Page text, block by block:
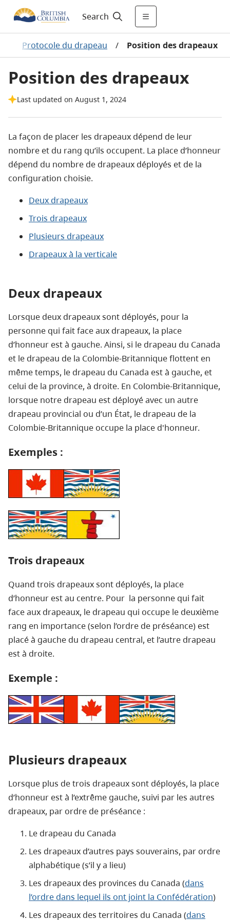
Search
Protocole du drapeau / Position des drapeaux
Position des drapeaux
Last updated on August 1, 2024
La façon de placer les drapeaux dépend de leur
nombre et du rang qu’ils occupent. La place d’honneur
dépend du nombre de drapeaux déployés et de la
configuration choisie.
Deux drapeaux
Trois drapeaux
Plusieurs drapeaux
Drapeaux à la verticale
Deux drapeaux
Lorsque deux drapeaux sont déployés, pour la
personne qui fait face aux drapeaux, la place
d’honneur est à gauche. Ainsi, si le drapeau du Canada
et le drapeau de la Colombie-Britannique flottent en
même temps, le drapeau du Canada est à gauche, et
celui de la province, à droite. En Colombie-Britannique,
lorsque notre drapeau est déployé avec un autre
drapeau provincial ou d’un État, le drapeau de la
Colombie-Britannique occupe la place d'honneur.
Exemples :
Trois drapeaux
Quand trois drapeaux sont déployés, la place
d’honneur est au centre. Pour la personne qui fait
face aux drapeaux, le drapeau qui occupe le deuxième
rang en importance (selon l’ordre de préséance) est
placé à gauche du drapeau central, et l’autre drapeau
est à droite.
Exemple :
Plusieurs drapeaux
Lorsque plus de trois drapeaux sont déployés, la place
d’honneur est à l’extrême gauche, suivi par les autres
drapeaux, par ordre de préséance :
Le drapeau du Canada
Les drapeaux d’autres pays souverains, par ordre
alphabétique (s’il y a lieu)
Les drapeaux des provinces du Canada (dans
l’ordre dans lequel ils ont joint la Confédération)
Les drapeaux des territoires du Canada (dans